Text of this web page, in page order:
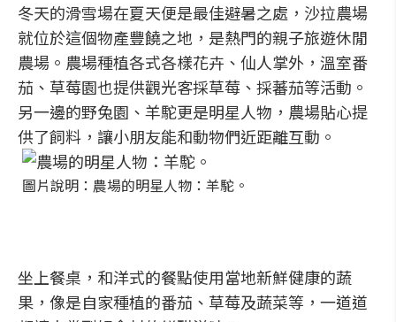
冬天的滑雪場在夏天便是最佳避暑之處，沙拉農場
就位於這個物產豐饒之地，是熱門的親子旅遊休閒
農場。農場種植各式各樣花卉、仙人掌外，溫室番
茄、草莓園也提供觀光客採草莓、採蕃茄等活動。
另一邊的野兔園、羊駝更是明星人物，農場貼心提
供了飼料，讓小朋友能和動物們近距離互動。
圖片說明：農場的明星人物：羊駝。
坐上餐桌，和洋式的餐點使用當地新鮮健康的蔬
果，像是自家種植的番茄、草莓及蔬菜等，一道道